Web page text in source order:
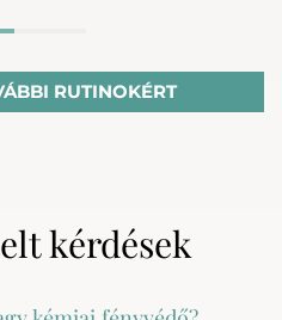
RUTINOKÉRT
kérdések